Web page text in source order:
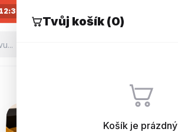
Tvůj košík (0)
Košík je prázdný